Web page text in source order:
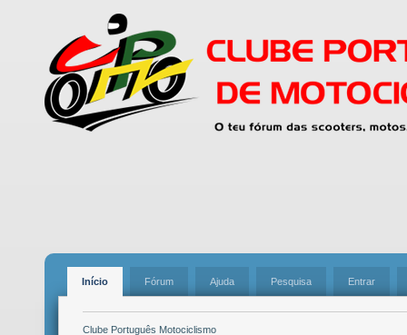
Início Fórum Ajuda Pesquisa Entrar
Clube Português Motociclismo